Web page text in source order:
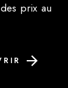
prix au